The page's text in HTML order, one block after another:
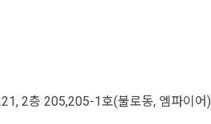
2층 205,205-1호(불로동, 엠파이어)